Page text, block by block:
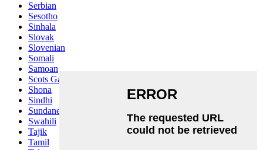
Serbian
Sesotho
Sinhala
Slovak
Slovenian
Somali
Samoan
Scots Gaelic
Shona
Sindhi
Sundanese
Swahili
Tajik
Tamil